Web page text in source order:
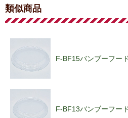
類似商品
F-BF15バンブーフー
F-BF13バンブーフー